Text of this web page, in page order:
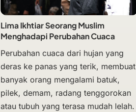
Lima Ikhtiar Seorang Muslim
Menghadapi Perubahan Cuaca
Perubahan cuaca dari hujan yang
deras ke panas yang terik, membuat
banyak orang mengalami batuk,
pilek, demam, radang tenggorokan
atau tubuh yang terasa mudah lelah.